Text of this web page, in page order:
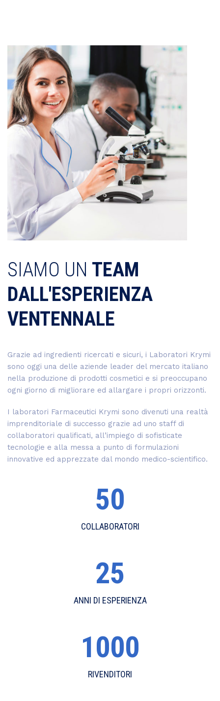
SIAMO UN TEAM
DALL'ESPERIENZA
VENTENNALE
Grazie ad ingredienti ricercati e sicuri, i Laboratori Krymi
sono oggi una delle aziende leader del mercato italiano
nella produzione di prodotti cosmetici e si preoccupano
ogni giorno di migliorare ed allargare i propri orizzonti.
I laboratori Farmaceutici Krymi sono divenuti una realtà
imprenditoriale di successo grazie ad uno staff di
collaboratori qualificati, all’impiego di sofisticate
tecnologie e alla messa a punto di formulazioni
innovative ed apprezzate dal mondo medico-scientifico.
50
COLLABORATORI
25
ANNI DI ESPERIENZA
1000
RIVENDITORI